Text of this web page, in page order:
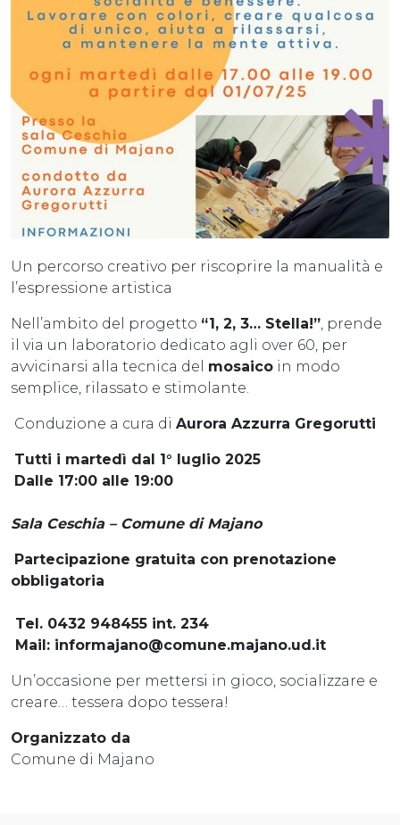
Un percorso creativo per riscoprire la manualità e
l’espressione artistica
Nell’ambito del progetto “1, 2, 3… Stella!” , prende
il via un laboratorio dedicato agli over 60, per
avvicinarsi alla tecnica del mosaico in modo
semplice, rilassato e stimolante.
Conduzione a cura di Aurora Azzurra Gregorutti
Tutti i martedì dal 1° luglio 2025
Dalle 17:00 alle 19:00
Sala Ceschia – Comune di Majano
Partecipazione gratuita con prenotazione
obbligatoria
Tel. 0432 948455 int. 234
Mail: informajano@comune.majano.ud.it
Un’occasione per mettersi in gioco, socializzare e
creare… tessera dopo tessera!
Organizzato da
Comune di Majano